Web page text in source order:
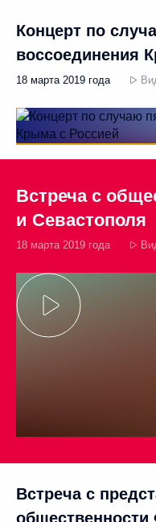
Концерт по
воссоединения
18 марта 2019 года
Встреча с
и Севастополя
18 марта 2019 года
Встреча с
общественности